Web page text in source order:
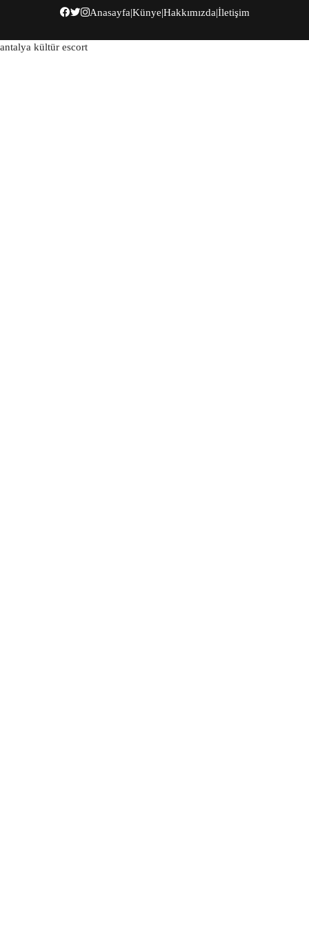
Anasayfa|Künye|Hakkımızda|İletişim
antalya kültür escort